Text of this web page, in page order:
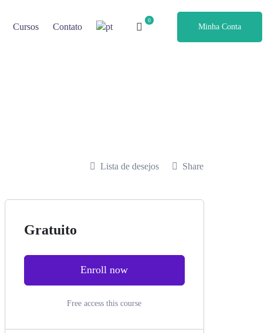
Cursos Contato Minha Conta
Lista de desejos Share
Gratuito
Enroll now
Free access this course